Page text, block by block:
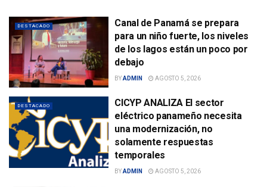
DESTACADO
Canal de Panamá se prepara
para un niño fuerte, los niveles
de los lagos están un poco por
debajo
BYADMIN AGOSTO 5, 2026
DESTACADO
CICYP ANALIZA El sector
eléctrico panameño necesita
una modernización, no
solamente respuestas
temporales
BYADMIN AGOSTO 5, 2026